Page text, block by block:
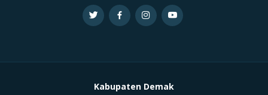
Kabupaten Demak